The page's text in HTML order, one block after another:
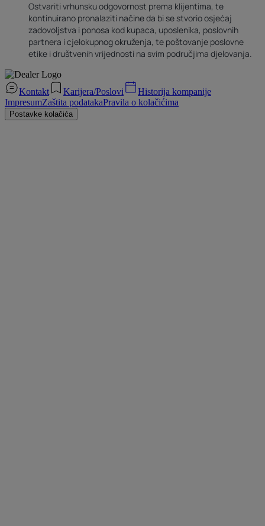
Ostvariti vrhunsku odgovornost prema klijentima, te
kontinuirano pronalaziti načine da bi se stvorio osjećaj
zadovoljstva i ponosa kod kupaca, uposlenika, poslovnih
partnera i cjelokupnog okruženja, te poštovanje poslovne
etike i društvenih vrijednosti na svim područjima djelovanja.
Kontakt Karijera/Poslovi
Historija kompanije
ImpresumZaštita podatakaPravila o kolačićima
Postavke kolačića